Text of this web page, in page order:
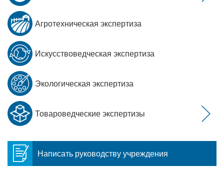
Написать руководству учреждения
Агротехническая экспертиза
Искусствоведческая экспертиза
Экологическая экспертиза
Товароведческие экспертизы